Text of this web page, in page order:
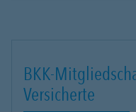
BKK-
Versicherte